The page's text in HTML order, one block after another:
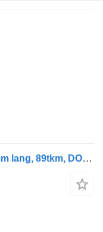
IVECO 70C18HD Daily 4x2, 4.600mm lang, 89tkm, DOKA